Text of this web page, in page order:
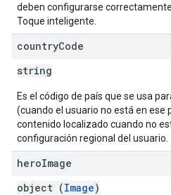
deben configurarse
Toque inteligente.
countryCode
string
Es el código de país que se usa
(cuando el usuario no está en ese
contenido localizado cuando no
configuración regional del usuario.
heroImage
object (Image)